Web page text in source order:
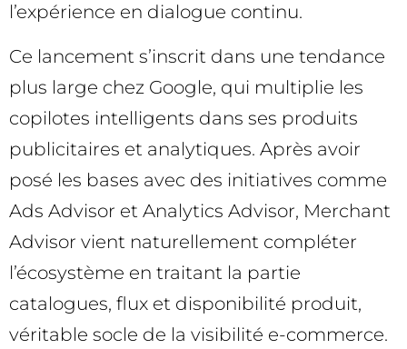
l’expérience en dialogue continu.
Ce lancement s’inscrit dans une tendance
plus large chez Google, qui multiplie les
copilotes intelligents dans ses produits
publicitaires et analytiques. Après avoir
posé les bases avec des initiatives comme
Ads Advisor et Analytics Advisor, Merchant
Advisor vient naturellement compléter
l’écosystème en traitant la partie
catalogues, flux et disponibilité produit,
véritable socle de la visibilité e-commerce.